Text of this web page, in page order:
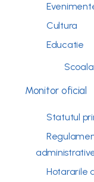
Cultura
Educatie
Monitor oficial
Statutul
Hotararile